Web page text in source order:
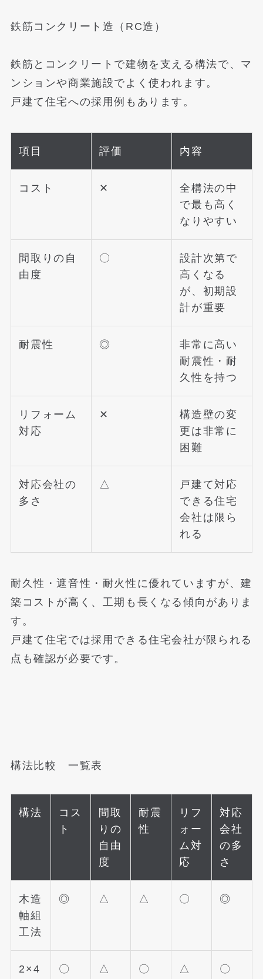
鉄筋コンクリート造（RC造）
鉄筋とコンクリートで建物を支える構法で、マ
ンションや商業施設でよく使われます。
戸建て住宅への採用例もあります。
項目 評価 内容
コスト ✕
全構法の中
で最も高く
なりやすい
間取りの自
由度
〇
設計次第で
高くなる
が、初期設
計が重要
耐震性 ◎
非常に高い
耐震性・耐
久性を持つ
リフォーム
対応
✕
構造壁の変
更は非常に
困難
対応会社の
多さ
△
戸建て対応
できる住宅
会社は限ら
れる
耐久性・遮音性・耐火性に優れていますが、建
築コストが高く、工期も長くなる傾向がありま
す。
戸建て住宅では採用できる住宅会社が限られる
点も確認が必要です。
構法比較 一覧表
構法
コス
ト
間取
りの
自由
度
耐震
性
リフ
ォー
ム対
応
対応
会社
の多
さ
木造
軸組
工法
◎ △ △ 〇 ◎
2×4
〇 △ 〇 △ 〇